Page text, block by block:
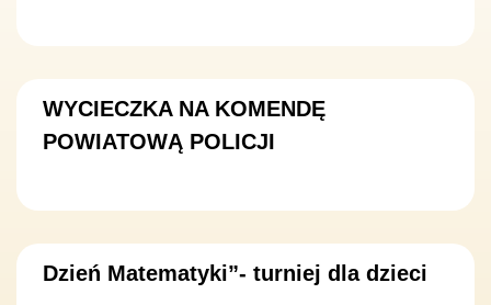
WYCIECZKA NA KOMENDĘ
POWIATOWĄ POLICJI
Dzień Matematyki”- turniej dla dzieci